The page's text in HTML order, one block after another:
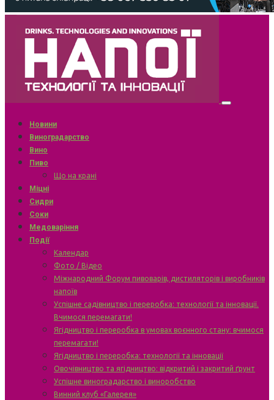
Новини
Виноградарство
Вино
Пиво
Що на крані
Міцні
Сидри
Соки
Медоваріння
Події
Календар
Фото / Відео
Міжнародний Форум пивоварів, дистиляторів і виробників
напоїв
Успішне садівництво і переробка: технології та інновації.
Вчимося перемагати!
Ягідництво і переробка в умовах воєнного стану: вчимося
перемагати!
Ягідництво і переробка: технології та інновації
Овочівництво та ягідництво: відкритий і закритий ґрунт
Успішне виноградарство і виноробство
Винний клуб «Галерея»